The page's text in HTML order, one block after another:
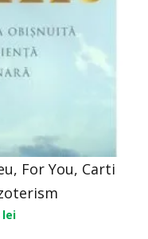
For You, Carti
lei